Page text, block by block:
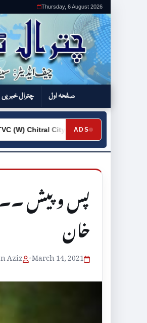
Thursday, 6 August 2026
صفحہ اول چترال خبریں
ADS
Request for Quotation
►
City
پس وپیش
خان
March 14, 2021
•
Aziz